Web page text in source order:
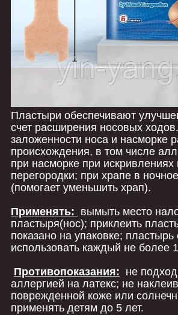
Пластыри обеспечивают
счет расширения носовых
заложенности носа и насморке
происхождения, в том числе
при насморке при искривлениях
перегородки; при храпе в
(помогает уменьшить храп).
Применять: вымыть место
пластыря(нос); приклеить
показано на упаковке;
использовать каждый не более
Противопоказания: не
аллергией на латекс; не
поврежденной коже или
применять детям до 5 лет.